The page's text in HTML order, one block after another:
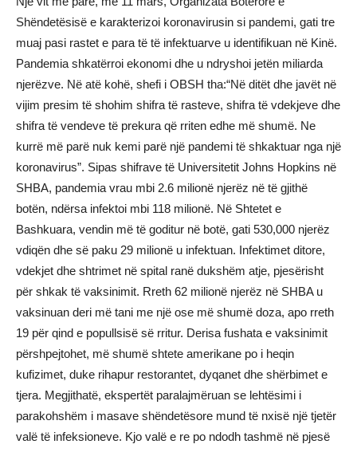
Shëndetësisë e karakterizoi koronavirusin si pandemi, gati tre
muaj pasi rastet e para të të infektuarve u identifikuan në Kinë.
Pandemia shkatërroi ekonomi dhe u ndryshoi jetën miliarda
njerëzve. Në atë kohë, shefi i OBSH tha:“Në ditët dhe javët në
vijim presim të shohim shifra të rasteve, shifra të vdekjeve dhe
shifra të vendeve të prekura që rriten edhe më shumë. Ne
kurrë më parë nuk kemi parë një pandemi të shkaktuar nga një
koronavirus”. Sipas shifrave të Universitetit Johns Hopkins në
SHBA, pandemia vrau mbi 2.6 milionë njerëz në të gjithë
botën, ndërsa infektoi mbi 118 milionë. Në Shtetet e
Bashkuara, vendin më të goditur në botë, gati 530,000 njerëz
vdiqën dhe së paku 29 milionë u infektuan. Infektimet ditore,
vdekjet dhe shtrimet në spital ranë dukshëm atje, pjesërisht
për shkak të vaksinimit. Rreth 62 milionë njerëz në SHBA u
vaksinuan deri më tani me një ose më shumë doza, apo rreth
19 për qind e popullsisë së rritur. Derisa fushata e vaksinimit
përshpejtohet, më shumë shtete amerikane po i heqin
kufizimet, duke rihapur restorantet, dyqanet dhe shërbimet e
tjera. Megjithatë, ekspertët paralajmëruan se lehtësimi i
parakohshëm i masave shëndetësore mund të nxisë një tjetër
valë të infeksioneve. Kjo valë e re po ndodh tashmë në pjesë